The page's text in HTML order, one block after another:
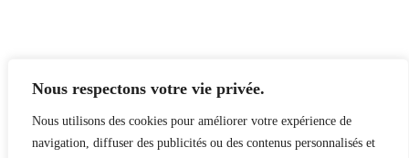
Nous respectons votre vie privée.
Nous utilisons des cookies pour améliorer votre expérience de
navigation, diffuser des publicités ou des contenus personnalisés et